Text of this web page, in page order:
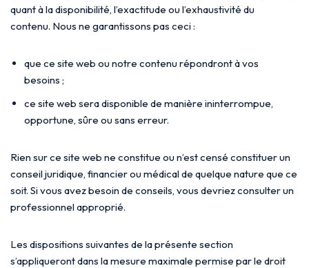
quant à la disponibilité, l’exactitude ou l’exhaustivité du
contenu. Nous ne garantissons pas ceci :
que ce site web ou notre contenu répondront à vos
besoins ;
ce site web sera disponible de manière ininterrompue,
opportune, sûre ou sans erreur.
Rien sur ce site web ne constitue ou n’est censé constituer un
conseil juridique, financier ou médical de quelque nature que ce
soit. Si vous avez besoin de conseils, vous devriez consulter un
professionnel approprié.
Les dispositions suivantes de la présente section
s’appliqueront dans la mesure maximale permise par le droit